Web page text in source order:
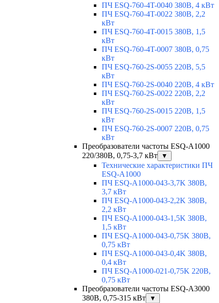
ПЧ ESQ-760-4T-0040 380В, 4 кВт
ПЧ ESQ-760-4T-0022 380В, 2,2
кВт
ПЧ ESQ-760-4T-0015 380В, 1,5
кВт
ПЧ ESQ-760-4T-0007 380В, 0,75
кВт
ПЧ ESQ-760-2S-0055 220В, 5,5
кВт
ПЧ ESQ-760-2S-0040 220В, 4 кВт
ПЧ ESQ-760-2S-0022 220В, 2,2
кВт
ПЧ ESQ-760-2S-0015 220В, 1,5
кВт
ПЧ ESQ-760-2S-0007 220В, 0,75
кВт
Преобразователи частоты ESQ-A1000
220/380В, 0,75-3,7 кВт
▼
Технические характеристики ПЧ
ESQ-A1000
ПЧ ESQ-A1000-043-3,7K 380В,
3,7 кВт
ПЧ ESQ-A1000-043-2,2K 380В,
2,2 кВт
ПЧ ESQ-A1000-043-1,5K 380В,
1,5 кВт
ПЧ ESQ-A1000-043-0,75K 380В,
0,75 кВт
ПЧ ESQ-A1000-043-0,4K 380В,
0,4 кВт
ПЧ ESQ-A1000-021-0,75K 220В,
0,75 кВт
Преобразователи частоты ESQ-A3000
380В, 0,75-315 кВт
▼